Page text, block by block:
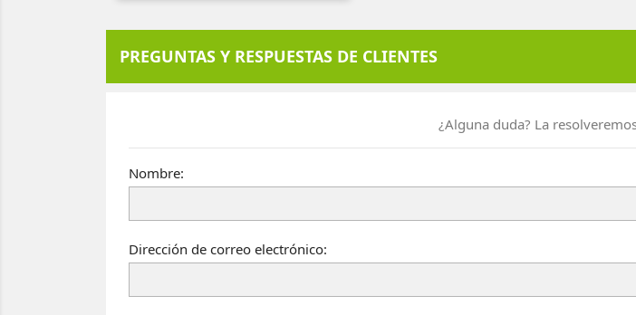
PREGUNTAS Y RESPUESTAS DE CLIENTES
¿Alguna duda? La
Nombre:
Dirección de correo electrónico: